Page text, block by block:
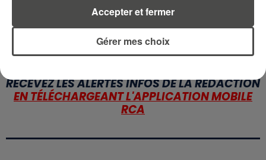
RECEVEZ LES ALERTES INFOS DE LA RÉDACTION
EN TÉLÉCHARGEANT L'APPLICATION MOBILE
RCA
Gérer mes choix
Accepter et fermer